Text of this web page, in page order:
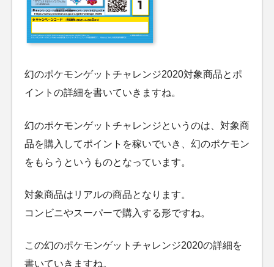
幻のポケモンゲットチャレンジ2020対象商品とポ
イントの詳細を書いていきますね。
幻のポケモンゲットチャレンジというのは、対象商
品を購入してポイントを稼いでいき、幻のポケモン
をもらうというものとなっています。
対象商品はリアルの商品となります。
コンビニやスーパーで購入する形ですね。
この幻のポケモンゲットチャレンジ2020の詳細を
書いていきますね。